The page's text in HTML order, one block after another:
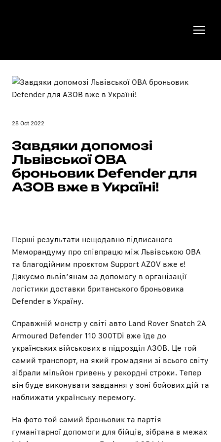
28 Oct 2022
Завдяки допомозі
Львівської ОВА
броньовик Defender для
АЗОВ вже в Україні!
Перші результати нещодавно підписаного
Меморандуму про співпрацю між Львівською ОВА
та благодійним проєктом Support AZOV вже є!
Дякуємо львівʼянам за допомогу в організації
логістики доставки британського броньовика
Defender в Україну.
Справжній монстр у світі авто Land Rover Snatch 2A
Armoured Defender 110 300TDi вже їде до
українських військових в підрозділ АЗОВ. Це той
самий транспорт, на який громадяни зі всього світу
зібрали мільйон гривень у рекордні строки. Тепер
він буде виконувати завдання у зоні бойових дій та
наближати українську перемогу.
На фото той самий броньовик та партія
гуманітарної допомоги для бійців, зібрана в межах